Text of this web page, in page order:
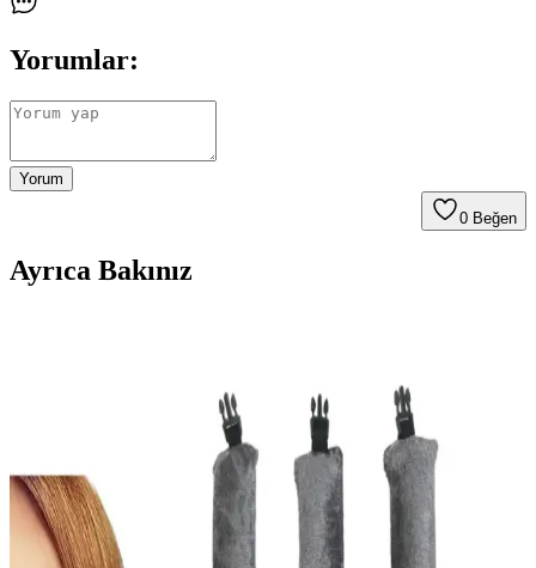
Yorumlar:
Yorum
0 Beğen
Ayrıca Bakınız
Croc 3'lü tarak seti, ergonomik tasarımı ve çok yönlü kullanımıyla
saç şekillendirmede pratiklik sağlar. Plastik malzeme dayanıklılığı ve
şık görünümüyle günlük kullanım için ideal bir seçimdir.
Vieste Vichy Dercos Anti Dandruff Şampuanı Saç
Derisi ve Kepek Sorunlarına Çözüm Sunar